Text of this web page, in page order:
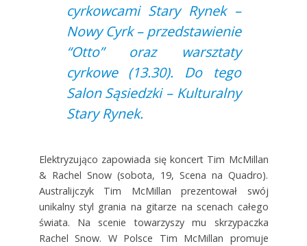
cyrkowcami Stary Rynek –
Nowy Cyrk – przedstawienie
“Otto” oraz warsztaty
cyrkowe (13.30). Do tego
Salon Sąsiedzki – Kulturalny
Stary Rynek.
Elektryzująco zapowiada się koncert Tim McMillan
& Rachel Snow (sobota, 19, Scena na Quadro).
Australijczyk Tim McMillan prezentował swój
unikalny styl grania na gitarze na scenach całego
świata. Na scenie towarzyszy mu skrzypaczka
Rachel Snow. W Polsce Tim McMillan promuje